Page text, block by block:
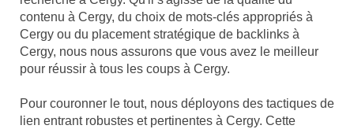
contenu à Cergy, du choix de mots-clés appropriés à
Cergy ou du placement stratégique de backlinks à
Cergy, nous nous assurons que vous avez le meilleur
pour réussir à tous les coups à Cergy.
Pour couronner le tout, nous déployons des tactiques de
lien entrant robustes et pertinentes à Cergy. Cette